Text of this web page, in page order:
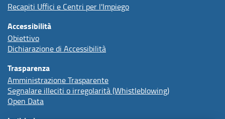
Recapiti Uffici e Centri per l'Impiego
Accessibilità
Obiettivo
Dichiarazione di Accessibilità
Trasparenza
Amministrazione Trasparente
Segnalare illeciti o irregolarità (Whistleblowing)
Open Data